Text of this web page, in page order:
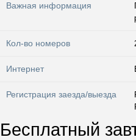
Важная информация
Кол-во номеров
Интернет
Регистрация заезда/выезда
Бесплатный